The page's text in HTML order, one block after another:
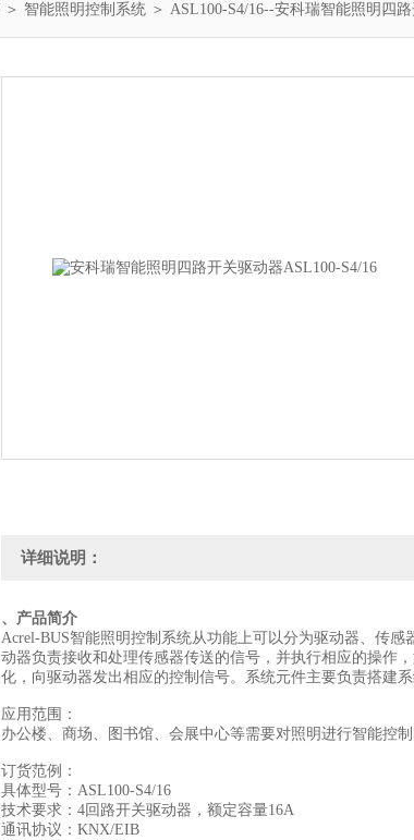
＞ 智能照明控制系统 ＞ ASL100-S4/16--安科瑞智能照明四
详细说明：
、产品简介
Acrel-BUS智能照明控制系统从功能上可以分为驱动器、传
动器负责接收和处理传感器传送的信号，并执行相应的操作
化，向驱动器发出相应的控制信号。系统元件主要负责搭建
应用范围：
办公楼、商场、图书馆、会展中心等需要对照明进行智能控制
订货范例：
具体型号：ASL100-S4/16
技术要求：4回路开关驱动器，额定容量16A
通讯协议：KNX/EIB